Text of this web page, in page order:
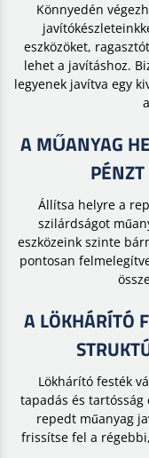
Könnyedén
eszközöket,
lehet a javításhoz.
legyenek javítva egy
A MŰANYAG
Állítsa helyre a
szilárdságot
eszközeink szinte
pontosan
A LÖKHÁRÍTÓ
Lökhárító festék
tapadás és
repedt műanyag
frissítse fel a